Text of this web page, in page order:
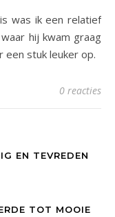
was ik een relatief
hij kwam graag
een stuk leuker op.
0 reacties
EN TEVREDEN
TOT MOOIE